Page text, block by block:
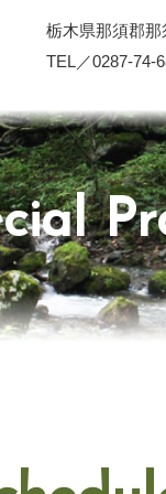
栃木県那須郡
TEL／0287-74-